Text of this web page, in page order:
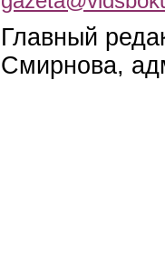
Главный
Смирнова,